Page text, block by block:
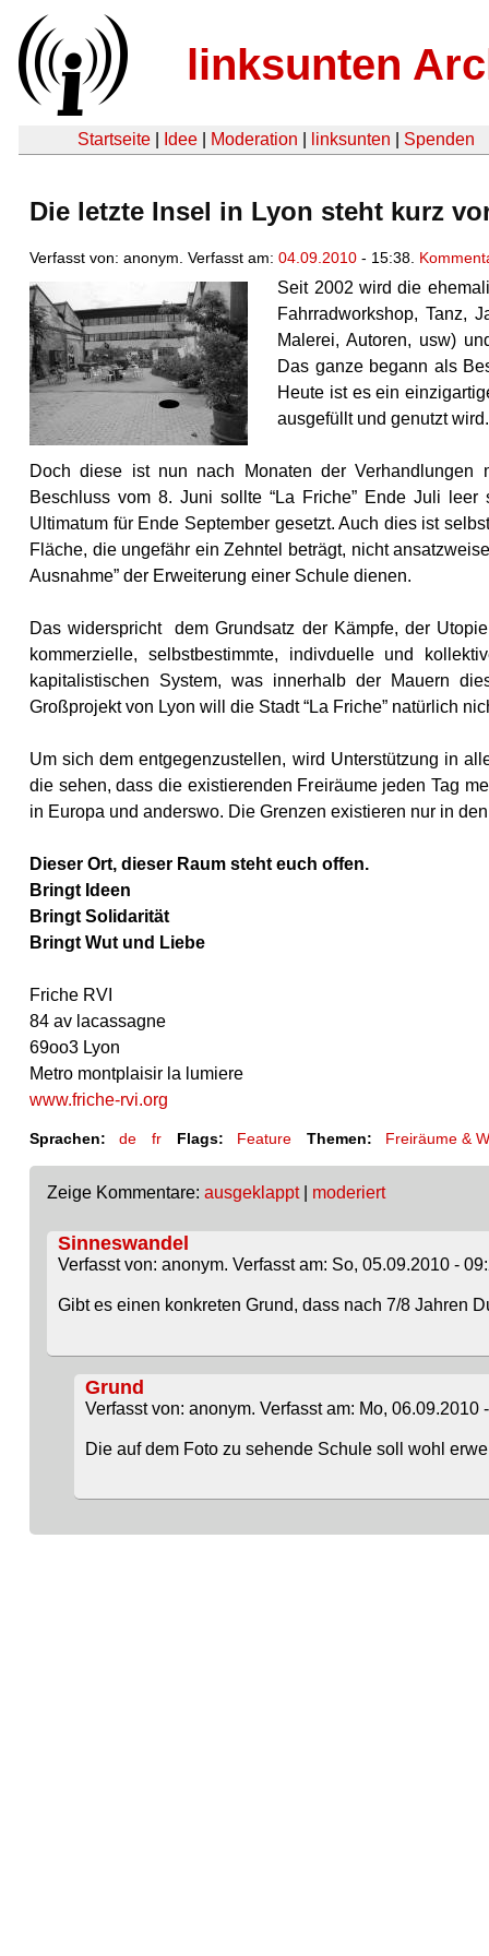
linksunten
Startseite Idee Moderation linksunten Spenden
Die letzte Insel in Lyon steht kurz
Verfasst von: anonym. Verfasst am: 04.09.2010 - 15:38.
Seit 2002 wird die
Fahrradworkshop, Tanz,
Malerei, Autoren, usw)
Das ganze begann als
Heute ist es ein
ausgefüllt und genutzt
Doch diese ist nun nach Monaten der
Beschluss vom 8. Juni sollte “La Friche” Ende Juli
Ultimatum für Ende September gesetzt. Auch dies ist
Fläche, die ungefähr ein Zehntel beträgt, nicht
Ausnahme” der Erweiterung einer Schule dienen.
Das widerspricht dem Grundsatz der Kämpfe, der
kommerzielle, selbstbestimmte, indivduelle und
kapitalistischen System, was innerhalb der Mauern
Großprojekt von Lyon will die Stadt “La Friche” natürlich
Um sich dem entgegenzustellen, wird Unterstützung in
die sehen, dass die existierenden Freiräume jeden Tag
in Europa und anderswo. Die Grenzen existieren nur in
Dieser Ort, dieser Raum steht euch offen.
Bringt Ideen
Bringt Solidarität
Bringt Wut und Liebe
Friche RVI
84 av lacassagne
69oo3 Lyon
Metro montplaisir la lumiere
www.friche-rvi.org
Sprachen: de fr Flags: Feature Themen: Freiräume &
Zeige Kommentare: ausgeklappt| moderiert
Sinneswandel
Verfasst von: anonym. Verfasst am: So, 05.09.2010 -
Gibt es einen konkreten Grund, dass nach 7/8 Jahren
Grund
Verfasst von: anonym. Verfasst am: Mo, 06.09.2010
Die auf dem Foto zu sehende Schule soll wohl